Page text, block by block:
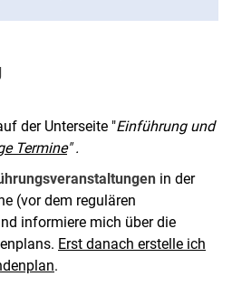
der Unterseite "Einführung und
Termine" .
in der
(vor dem regulären
informiere mich über die
Erst danach erstelle ich
.